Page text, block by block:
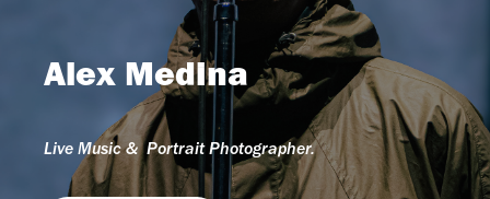
Alex Medina
Live Music & Portrait Photographer.